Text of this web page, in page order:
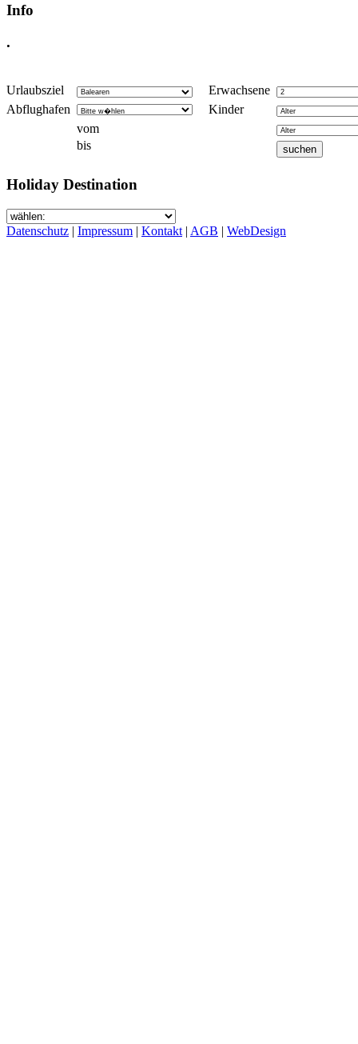
Info
.
Urlaubsziel
Erwachsene
Abflughafen
Kinder
vom
bis
Holiday Destination
Datenschutz | Impressum | Kontakt | AGB | WebDesign